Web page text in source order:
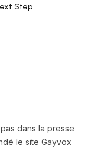
Step
dans la presse
le site Gayvox